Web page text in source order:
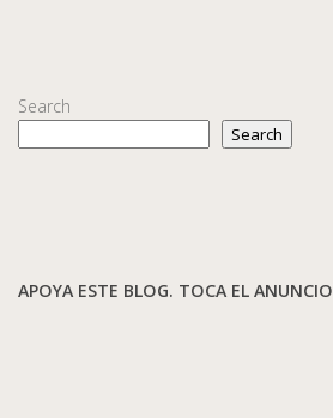
Search
Search
APOYA ESTE BLOG. TOCA EL ANUNCIO